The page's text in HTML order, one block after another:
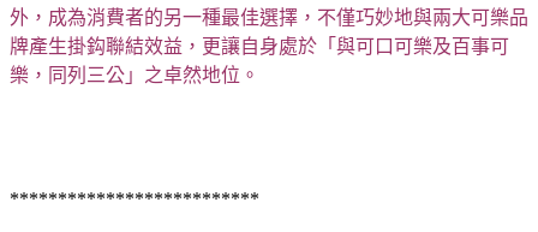
外，成為消費者的另一種最佳選擇，不僅巧妙地與兩大可樂品
牌產生掛鈎聯結效益，更讓自身處於 「 與可口可樂及百事可
樂， 同列三公 」 之卓然地位。
**************************